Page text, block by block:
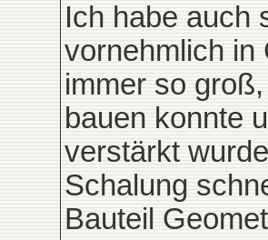
Ich habe auch
vornehmlich in
immer so
bauen konnte
verstärkt
Schalung
Bauteil